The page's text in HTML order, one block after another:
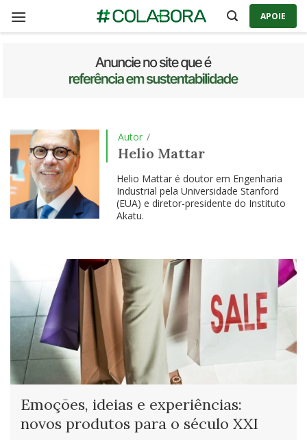
APOIE
Autor /
Helio Mattar
Helio Mattar é doutor em Engenharia
Industrial pela Universidade Stanford
(EUA) e diretor-presidente do Instituto
Akatu.
Emoções, ideias e experiências:
novos produtos para o século XXI